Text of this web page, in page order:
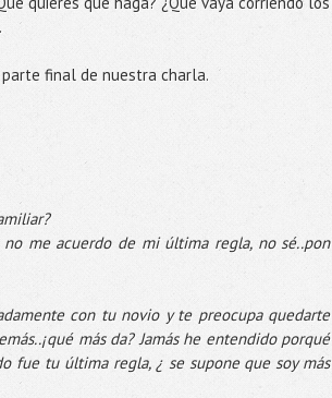
final de nuestra charla.
me acuerdo de mi última regla, no sé..pon
con tu novio y te preocupa quedarte
más da? Jamás he entendido porqué
fue tu última regla, ¿ se supone que soy más